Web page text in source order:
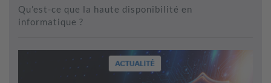
Qu’est-ce que la haute disponibilité en
informatique ?